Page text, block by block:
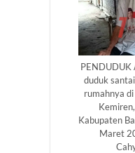
PENDUDUK
duduk
rumahnya
Kabupaten
Maret